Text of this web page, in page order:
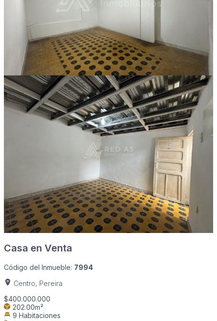
Casa en Venta
Código del Inmueble: 7994
Centro, Pereira
$400.000.000
202.00m²
9 Habitaciones